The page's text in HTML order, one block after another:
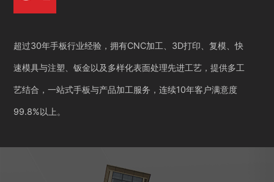
超过30年手板行业经验，拥有CNC加工、3D打印、复模、快
速模具与注塑、钣金以及多样化表面处理先进工艺，提供多工
艺结合，一站式手板与产品加工服务，连续10年客户满意度
99.8%以上。